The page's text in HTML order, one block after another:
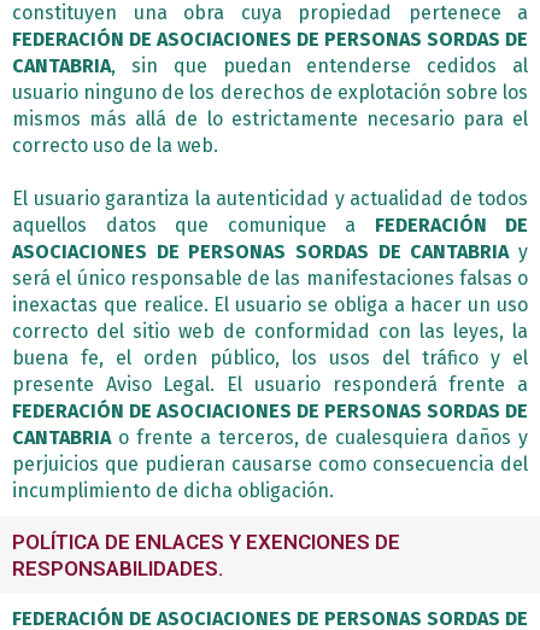
constituyen una obra cuya propiedad pertenece a
FEDERACIÓN DE ASOCIACIONES DE PERSONAS SORDAS DE
CANTABRIA, sin que puedan entenderse cedidos al
usuario ninguno de los derechos de explotación sobre los
mismos más allá de lo estrictamente necesario para el
correcto uso de la web.
El usuario garantiza la autenticidad y actualidad de todos
aquellos datos que comunique a FEDERACIÓN DE
ASOCIACIONES DE PERSONAS SORDAS DE CANTABRIAy
será el único responsable de las manifestaciones falsas o
inexactas que realice. El usuario se obliga a hacer un uso
correcto del sitio web de conformidad con las leyes, la
buena fe, el orden público, los usos del tráfico y el
presente Aviso Legal. El usuario responderá frente a
FEDERACIÓN DE ASOCIACIONES DE PERSONAS SORDAS DE
CANTABRIAo frente a terceros, de cualesquiera daños y
perjuicios que pudieran causarse como consecuencia del
incumplimiento de dicha obligación.
POLÍTICA DE ENLACES Y EXENCIONES DE
RESPONSABILIDADES.
FEDERACIÓN DE ASOCIACIONES DE PERSONAS SORDAS DE